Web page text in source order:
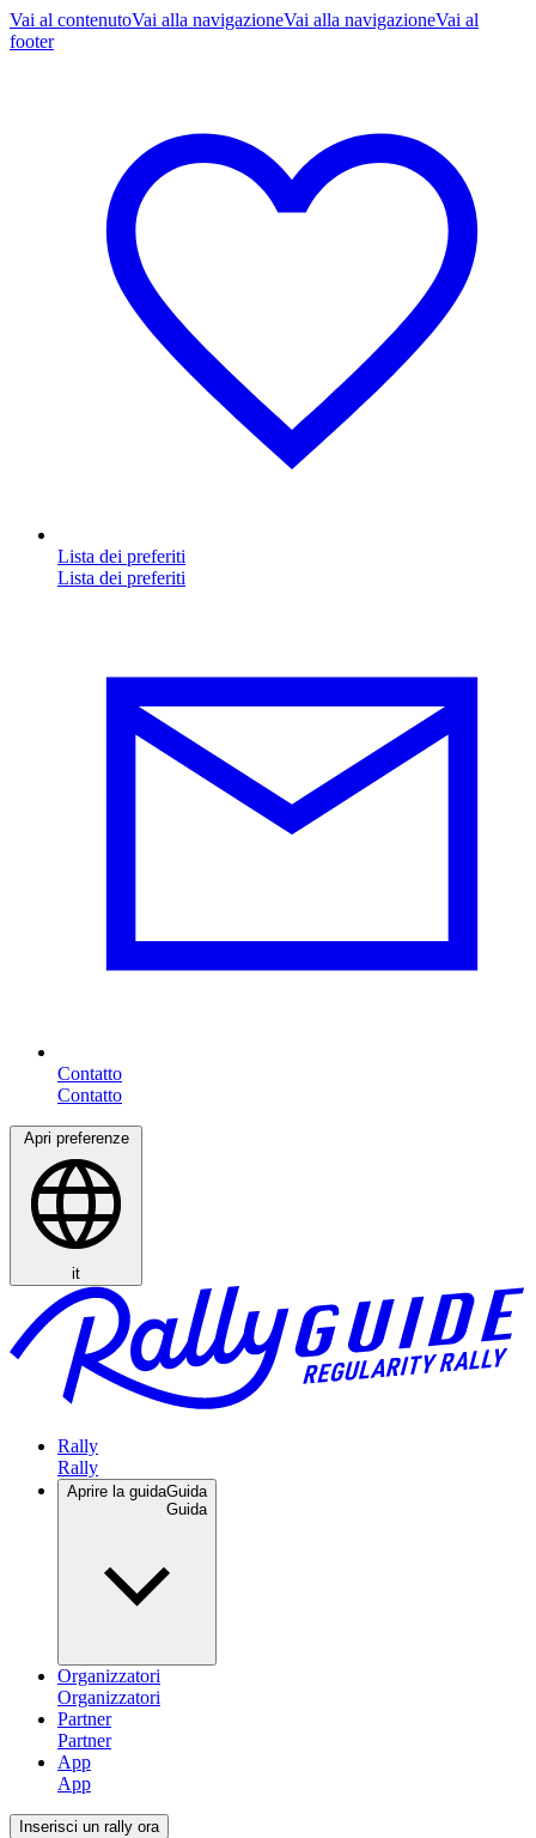
Vai al contenutoVai alla navigazioneVai alla navigazioneVai al
footer
Lista dei preferiti
Contatto
Apri preferenze
it
Rally
Aprire la guidaGuida
Organizzatori
Partner
App
Inserisci un rally ora